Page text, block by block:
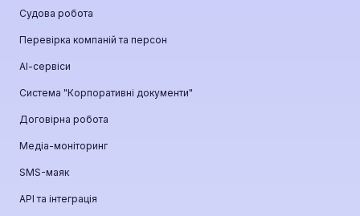
Судова робота
Перевірка компаній та персон
АІ-сервіси
Система "Корпоративні документи"
Договірна робота
Медіа-моніторинг
SMS-маяк
API та інтеграція